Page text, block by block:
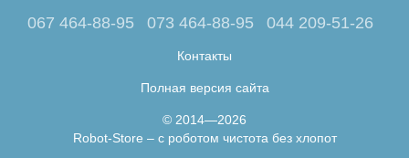
067 464-88-95 073 464-88-95 044 209-51-26
Контакты
Полная версия сайта
© 2014—2026
Robot-Store – с роботом чистота без хлопот